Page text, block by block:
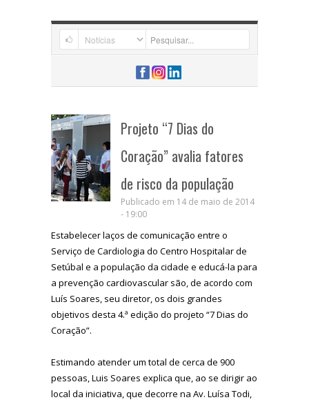
Projeto “7 Dias do
Coração” avalia fatores
de risco da população
Publicado em 14 de maio de 2014
- 19:00
Estabelecer laços de comunicação entre o
Serviço de Cardiologia do Centro Hospitalar de
Setúbal e a população da cidade e educá-la para
a prevenção cardiovascular são, de acordo com
Luís Soares, seu diretor, os dois grandes
objetivos desta 4.ª edição do projeto “7 Dias do
Coração”.
Estimando atender um total de cerca de 900
pessoas, Luis Soares explica que, ao se dirigir ao
local da iniciativa, que decorre na Av. Luísa Todi,